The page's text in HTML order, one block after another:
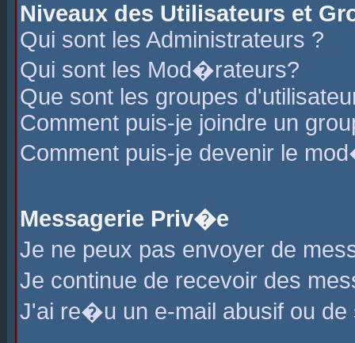
Niveaux des Utilisateurs et
Qui sont les Administrateurs ?
Qui sont les Mod�rateurs?
Que sont les groupes
Comment puis-je joindre un
Comment puis-je devenir le
Messagerie Priv�e
Je ne peux pas envoyer de
Je continue de recevoir des
J'ai re�u un e-mail abusif ou de